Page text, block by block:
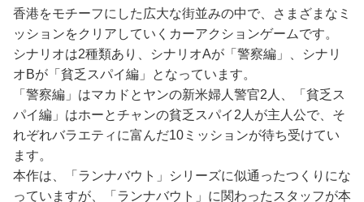
香港をモチーフにした広大な街並みの中で、さまざまなミ
ッションをクリアしていくカーアクションゲームです。
シナリオは2種類あり、シナリオAが「警察編」、シナリ
オBが「貧乏スパイ編」となっています。
「警察編」はマカドとヤンの新米婦人警官2人、「貧乏ス
パイ編」はホーとチャンの貧乏スパイ2人が主人公で、そ
れぞれバラエティに富んだ10ミッションが待ち受けてい
ます。
本作は、「ランナバウト」シリーズに似通ったつくりにな
っていますが、「ランナバウト」に関わったスタッフが本